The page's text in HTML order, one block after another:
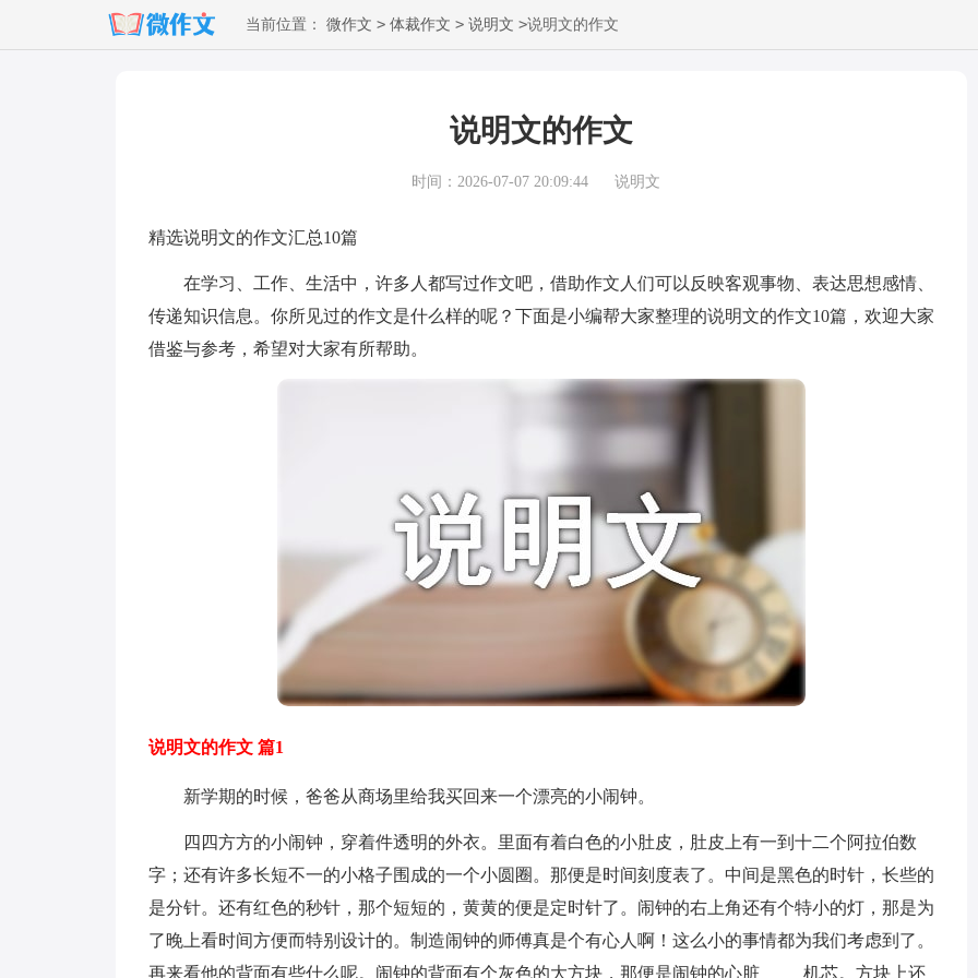
当前位置： 微作文 > 体裁作文 > 说明文 >说明文的作文
说明文的作文
时间：2026-07-07 20:09:44 说明文
精选说明文的作文汇总10篇
在学习、工作、生活中，许多人都写过作文吧，借助作文人们可以反映客观事物、表达思想感情、
传递知识信息。你所见过的作文是什么样的呢？下面是小编帮大家整理的说明文的作文10篇，欢迎大家
借鉴与参考，希望对大家有所帮助。
说明文的作文 篇1
新学期的时候，爸爸从商场里给我买回来一个漂亮的小闹钟。
四四方方的小闹钟，穿着件透明的外衣。里面有着白色的小肚皮，肚皮上有一到十二个阿拉伯数
字；还有许多长短不一的小格子围成的一个小圆圈。那便是时间刻度表了。中间是黑色的时针，长些的
是分针。还有红色的秒针，那个短短的，黄黄的便是定时针了。闹钟的右上角还有个特小的灯，那是为
了晚上看时间方便而特别设计的。制造闹钟的师傅真是个有心人啊！这么小的事情都为我们考虑到了。
再来看他的背面有些什么呢。闹钟的背面有个灰色的大方块，那便是闹钟的心脏_____机芯。方块上还